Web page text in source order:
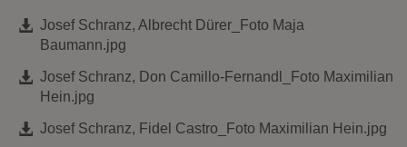
Josef Schranz, Albrecht Dürer_Foto Maja
Baumann.jpg
Josef Schranz, Don Camillo-Fernandl_Foto Maximilian
Hein.jpg
Josef Schranz, Fidel Castro_Foto Maximilian Hein.jpg